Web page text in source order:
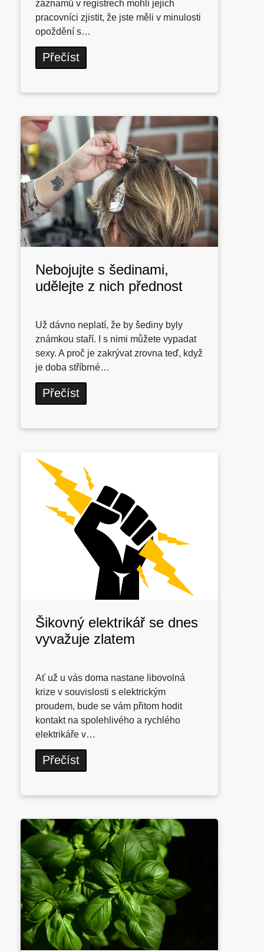
záznamů v registrech mohli jejich
pracovníci zjistit, že jste měli v minulosti
opoždění s…
Přečíst
Nebojujte s šedinami,
udělejte z nich přednost
Už dávno neplatí, že by šediny byly
známkou staří. I s nimi můžete vypadat
sexy. A proč je zakrývat zrovna teď, když
je doba stříbrné…
Přečíst
Šikovný elektrikář se dnes
vyvažuje zlatem
Ať už u vás doma nastane libovolná
krize v souvislosti s elektrickým
proudem, bude se vám přitom hodit
kontakt na spolehlivého a rychlého
elektrikáře v…
Přečíst